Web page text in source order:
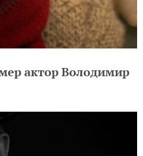
актор Володимир